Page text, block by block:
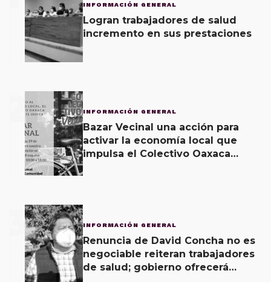
INFORMACIÓN GENERAL
Logran trabajadores de salud
incremento en sus prestaciones
2 INFORMACIÓN GENERAL
Bazar Vecinal una acción para
activar la economía local que
impulsa el Colectivo Oaxaca
3 INFORMACIÓN GENERAL
Renuncia de David Concha no es
negociable reiteran trabajadores
de salud; gobierno ofrecerá